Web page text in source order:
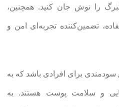
را نوش جان کنید. همچنین،
تضمین‌کننده تجربه‌ای امن و
سودمندی برای افرادی باشد که به
و سلامت پوست هستند. به